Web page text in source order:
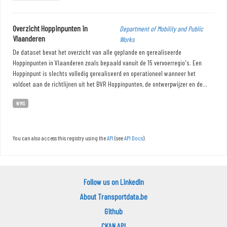
Overzicht Hoppinpunten in
Vlaanderen
Department of Mobility and Public
Works
De dataset bevat het overzicht van alle geplande en gerealiseerde
Hoppinpunten in Vlaanderen zoals bepaald vanuit de 15 vervoerregio's. Een
Hoppinpunt is slechts volledig gerealiseerd en operationeel wanneer het
voldoet aan de richtlijnen uit het BVR Hoppinpunten, de ontwerpwijzer en de...
WMS
You can also access this registry using theAPI (seeAPI Docs).
Follow us on LinkedIn
About Transportdata.be
Github